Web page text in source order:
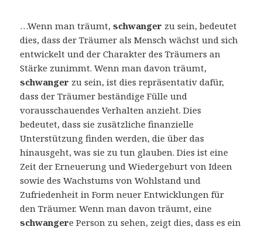
…Wenn man träumt,schwanger zu sein, bedeutet
dies, dass der Träumer als Mensch wächst und sich
entwickelt und der Charakter des Träumers an
Stärke zunimmt. Wenn man davon träumt,
schwanger zu sein, ist dies repräsentativ dafür,
dass der Träumer beständige Fülle und
vorausschauendes Verhalten anzieht. Dies
bedeutet, dass sie zusätzliche finanzielle
Unterstützung finden werden, die über das
hinausgeht, was sie zu tun glauben. Dies ist eine
Zeit der Erneuerung und Wiedergeburt von Ideen
sowie des Wachstums von Wohlstand und
Zufriedenheit in Form neuer Entwicklungen für
den Träumer. Wenn man davon träumt, eine
schwangere Person zu sehen, zeigt dies, dass es ein